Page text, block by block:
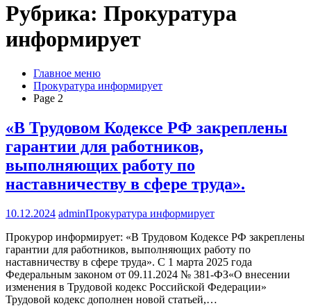
Рубрика: Прокуратура
информирует
Главное меню
Прокуратура информирует
Page 2
«В Трудовом Кодексе РФ закреплены
гарантии для работников,
выполняющих работу по
наставничеству в сфере труда».
10.12.2024 adminПрокуратура информирует
Прокурор информирует: «В Трудовом Кодексе РФ закреплены
гарантии для работников, выполняющих работу по
наставничеству в сфере труда». С 1 марта 2025 года
Федеральным законом от 09.11.2024 № 381-ФЗ«О внесении
изменения в Трудовой кодекс Российской Федерации»
Трудовой кодекс дополнен новой статьей,…